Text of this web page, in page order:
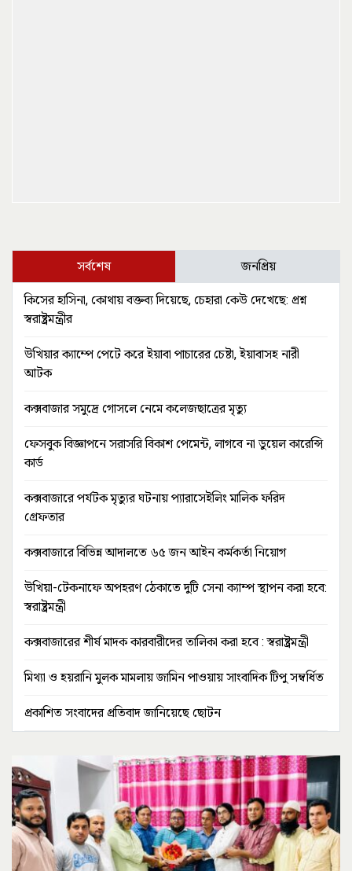
সর্বশেষ জনপ্রিয়
কিসের হাসিনা, কোথায় বক্তব্য দিয়েছে, চেহারা কেউ দেখেছে: প্রশ্ন
স্বরাষ্ট্রমন্ত্রীর
উখিয়ার ক্যাম্পে পেটে করে ইয়াবা পাচারের চেষ্টা, ইয়াবাসহ নারী
আটক
কক্সবাজার সমুদ্রে গোসলে নেমে কলেজছাত্রের মৃত্যু
ফেসবুক বিজ্ঞাপনে সরাসরি বিকাশ পেমেন্ট, লাগবে না ডুয়েল কারেন্সি
কার্ড
কক্সবাজারে পর্যটক মৃত্যুর ঘটনায় প্যারাসেইলিং মালিক ফরিদ
গ্রেফতার
কক্সবাজারে বিভিন্ন আদালতে ৬৫ জন আইন কর্মকর্তা নিয়োগ
উখিয়া-টেকনাফে অপহরণ ঠেকাতে দুটি সেনা ক্যাম্প স্থাপন করা হবে:
স্বরাষ্ট্রমন্ত্রী
কক্সবাজারের শীর্ষ মাদক কারবারীদের তালিকা করা হবে : স্বরাষ্ট্রমন্ত্রী
মিথ্যা ও হয়রানি মুলক মামলায় জামিন পাওয়ায় সাংবাদিক টিপু সম্বর্ধিত
প্রকাশিত সংবাদের প্রতিবাদ জানিয়েছে ছোটন